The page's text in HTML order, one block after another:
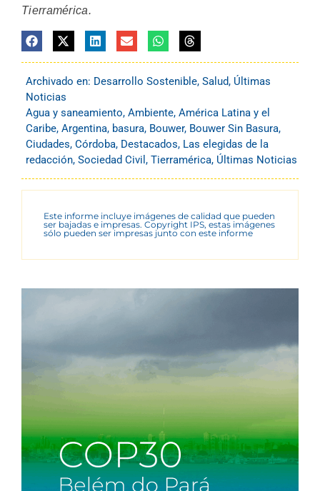
Tierramérica.
Archivado en: Desarrollo Sostenible, Salud, Últimas
Noticias
Agua y saneamiento, Ambiente, América Latina y el
Caribe, Argentina, basura, Bouwer, Bouwer Sin Basura,
Ciudades, Córdoba, Destacados, Las elegidas de la
redacción, Sociedad Civil , Tierramérica, Últimas Noticias
Este informe incluye imágenes de calidad que pueden
ser bajadas e impresas. Copyright IPS, estas imágenes
sólo pueden ser impresas junto con este informe